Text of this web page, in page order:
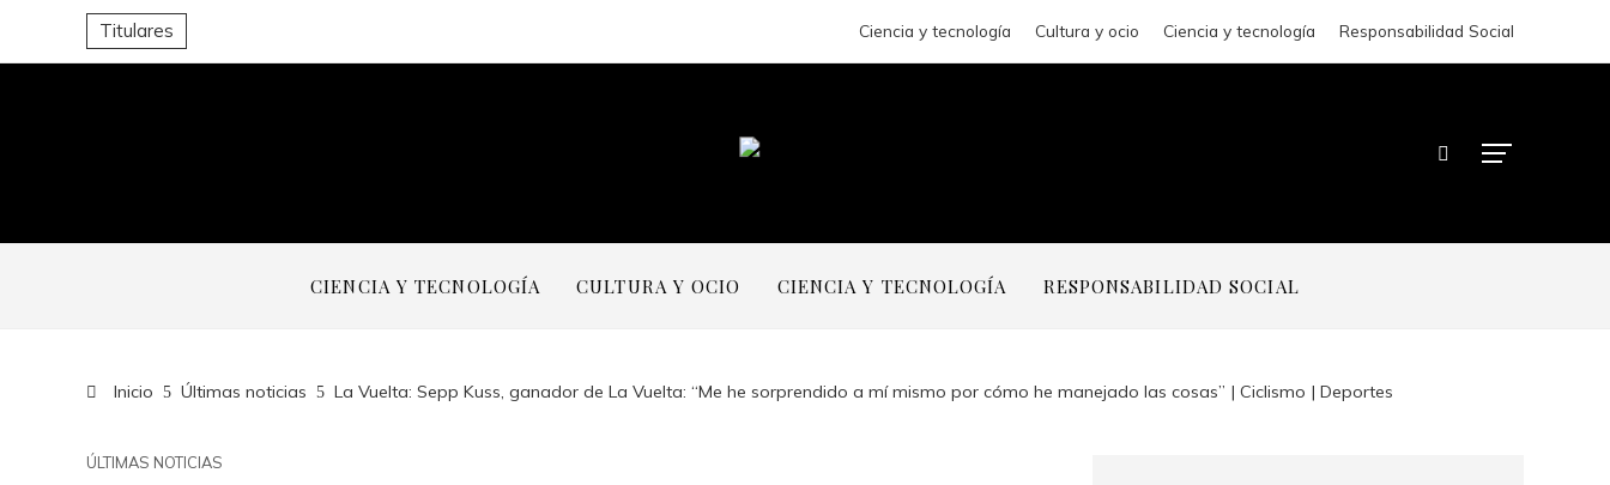
Titulares Ciencia y tecnología Cultura y ocio Ciencia y tecnología Responsabilidad Social
CIENCIA Y TECNOLOGÍA CULTURA Y OCIO CIENCIA Y TECNOLOGÍA RESPONSABILIDAD SOCIAL
Inicio Últimas noticias La Vuelta: Sepp Kuss, ganador de La Vuelta: “Me he sorprendido a mí mismo por cómo he manejado las cosas” | Ciclismo | Deportes
ÚLTIMAS NOTICIAS